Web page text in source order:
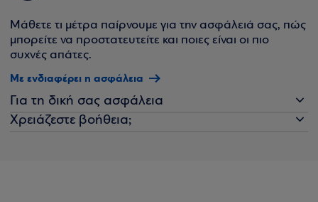
Μάθετε τι μέτρα παίρνουμε για την ασφάλειά σας, πώς
μπορείτε να προστατευτείτε και ποιες είναι οι πιο
συχνές απάτες.
Με ενδιαφέρει η ασφάλεια
Για τη δική σας ασφάλεια
Χρειάζεστε βοήθεια;